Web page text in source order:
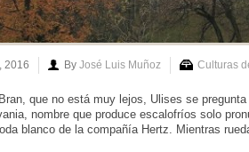
2016 By José Luis Muñoz Culturas
que no está muy lejos, Ulises se
nombre que produce escalofríos solo
blanco de la compañía Hertz. Mientras